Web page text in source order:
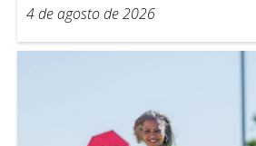
4 de agosto de 2026